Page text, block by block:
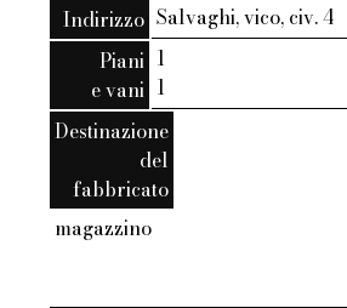
Indirizzo Salvaghi, vico, civ. 4
Piani
e vani
1
1
Destinazione
del
fabbricato
magazzino